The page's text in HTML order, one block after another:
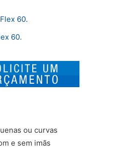
60.
60.
ou curvas
e sem imãs